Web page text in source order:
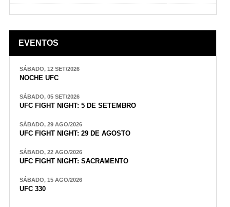
EVENTOS
SÁBADO, 12 SET/2026
NOCHE UFC
SÁBADO, 05 SET/2026
UFC FIGHT NIGHT: 5 DE SETEMBRO
SÁBADO, 29 AGO/2026
UFC FIGHT NIGHT: 29 DE AGOSTO
SÁBADO, 22 AGO/2026
UFC FIGHT NIGHT: SACRAMENTO
SÁBADO, 15 AGO/2026
UFC 330